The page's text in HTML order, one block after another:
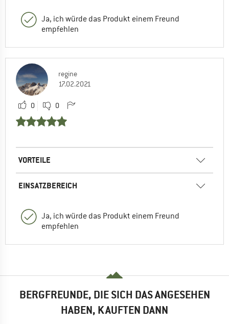
Ja, ich würde das Produkt einem Freund
empfehlen
regine
17.02.2021
0 0
VORTEILE
EINSATZBEREICH
Ja, ich würde das Produkt einem Freund
empfehlen
BERGFREUNDE, DIE SICH DAS ANGESEHEN
HABEN, KAUFTEN DANN